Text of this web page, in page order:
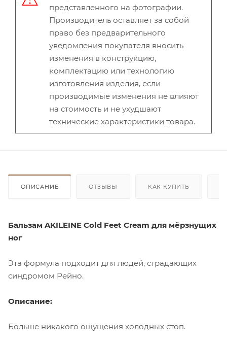
представленного на фотографии.
Производитель оставляет за собой
право без предварительного
уведомления покупателя вносить
изменения в конструкцию,
комплектацию или технологию
изготовления изделия, если
производимые изменения не влияют
на стоимость и не ухудшают
технические характеристики товара.
ОПИСАНИЕ ОТЗЫВЫ КАК КУПИТЬ
Бальзам AKILEINE Cold Feet Cream для мёрзнущих
ног
Эта формула подходит для людей, страдающих
синдромом Рейно.
Описание:
Больше никакого ощущения холодных стоп.